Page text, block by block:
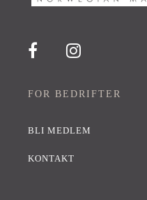
FOR BEDRIFTER
BLI MEDLEM
KONTAKT